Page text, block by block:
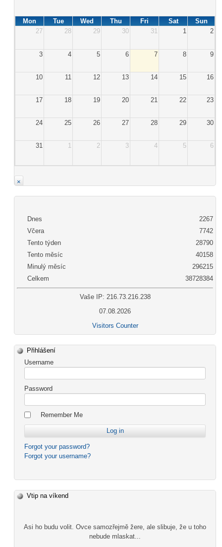
Mon Tue Wed Thu Fri Sat
Sun
27
28 29 30 31 1 2
3 4 5 6 7 8 9
10 11 12 13 14 15 16
17 18 19 20 21 22 23
24 25 26 27 28 29 30
31 1 2 3 4 5 6
×
Dnes
Včera
Tento týden
Tento měsíc
Minulý měsíc
Celkem
2267
7742
28790
40158
296215
38728384
Vaše IP: 216.73.216.238
07.08.2026
Visitors Counter
Přihlášení
Username
Password
Remember Me
Forgot your password?
Forgot your username?
Vtip na víkend
Asi ho budu volit. Ovce samozřejmě žere, ale slibuje, že u toho
nebude mlaskat...